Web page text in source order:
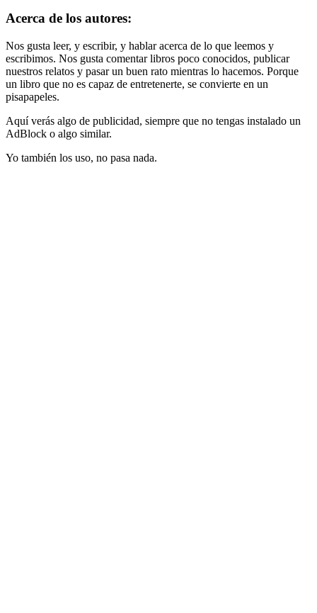
Acerca de los autores:
Nos gusta leer, y escribir, y hablar acerca de lo que leemos y
escribimos. Nos gusta comentar libros poco conocidos, publicar
nuestros relatos y pasar un buen rato mientras lo hacemos. Porque
un libro que no es capaz de entretenerte, se convierte en un
pisapapeles.
Aquí verás algo de publicidad, siempre que no tengas instalado un
AdBlock o algo similar.
Yo también los uso, no pasa nada.